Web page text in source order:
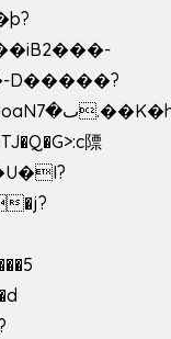
䧣
�j?